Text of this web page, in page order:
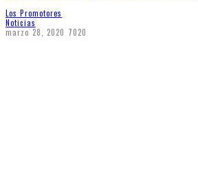
Los Promotores
Noticias
marzo 28, 2020 7020